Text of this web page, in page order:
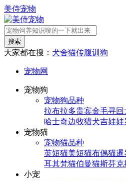
美侍宠物
搜索
大家都在搜： 犬舍猫传腹训狗
宠物网
宠物狗
宠物狗品种
拉布拉多贵宾金毛寻回
哈士奇边牧猎犬吉娃娃
宠物猫
宠物猫品种
英短猫美短猫布偶猫暹
耳其梵猫伯曼猫斯芬克
小宠